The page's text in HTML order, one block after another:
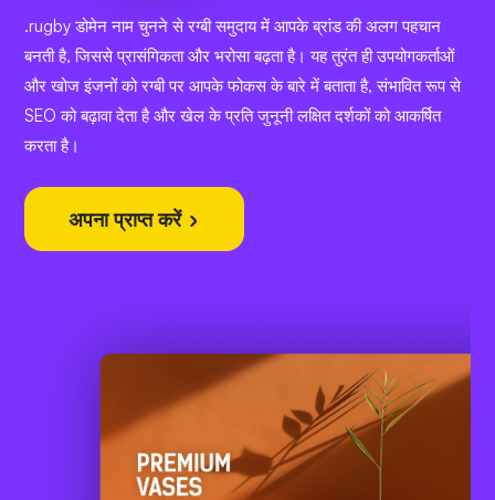
.rugby डोमेन नाम चुनने से रग्बी समुदाय में आपके ब्रांड की अलग पहचान
बनती है, जिससे प्रासंगिकता और भरोसा बढ़ता है। यह तुरंत ही उपयोगकर्ताओं
और खोज इंजनों को रग्बी पर आपके फोकस के बारे में बताता है, संभावित रूप से
SEO को बढ़ावा देता है और खेल के प्रति जुनूनी लक्षित दर्शकों को आकर्षित
करता है।
अपना प्राप्त करें